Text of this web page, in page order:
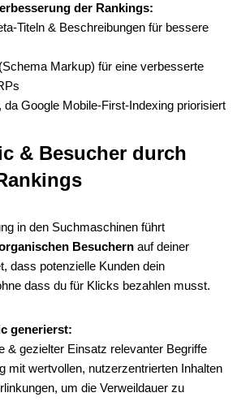
der Rankings:
Titeln & Beschreibungen für bessere
Markup) für eine verbesserte
da Google Mobile-First-Indexing priorisiert
& Besucher durch
in den Suchmaschinen führt
Besuchern auf deiner
dass potenzielle Kunden dein
dass du für Klicks bezahlen musst.
generierst:
& gezielter Einsatz relevanter Begriffe
mit wertvollen, nutzerzentrierten Inhalten
um die Verweildauer zu